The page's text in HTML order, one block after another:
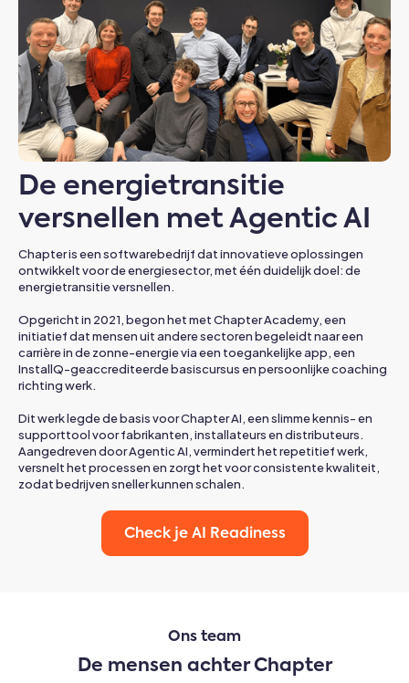
De energietransitie
versnellen met Agentic AI
Chapter is een softwarebedrijf dat innovatieve oplossingen
ontwikkelt voor de energiesector, met één duidelijk doel: de
energietransitie versnellen.
Opgericht in 2021, begon het met Chapter Academy, een
initiatief dat mensen uit andere sectoren begeleidt naar een
carrière in de zonne-energie via een toegankelijke app, een
InstallQ-geaccrediteerde basiscursus en persoonlijke coaching
richting werk.
Dit werk legde de basis voor Chapter AI, een slimme kennis- en
supporttool voor fabrikanten, installateurs en distributeurs.
Aangedreven door Agentic AI, vermindert het repetitief werk,
versnelt het processen en zorgt het voor consistente kwaliteit,
zodat bedrijven sneller kunnen schalen.
Check je AI Readiness
Ons team
De mensen achter Chapter